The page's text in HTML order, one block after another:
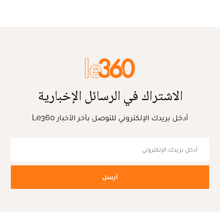
الاشتراك في الرسائل الإخبارية
أدخل بريدك الإلكتروني للتوصل بآخر الأخبار Le360
أرسل